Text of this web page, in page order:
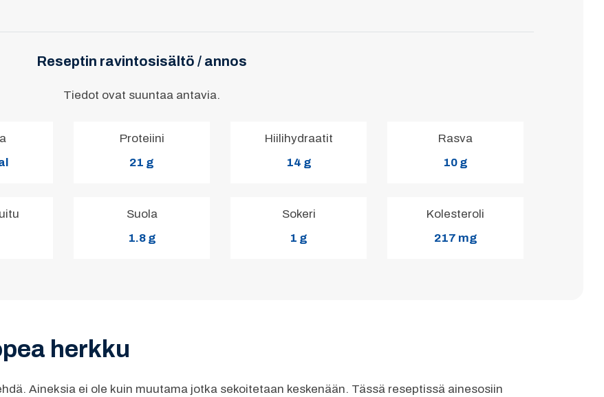
Reseptin ravintosisältö / annos
Tiedot ovat suuntaa antavia.
Proteiini
21 g
Hiilihydraatit
14 g
Rasva
10 g
Suola
1.8 g
Sokeri
1 g
Kolesteroli
217 mg
herkku
Aineksia ei ole kuin muutama jotka sekoitetaan keskenään. Tässä reseptissä ainesosiin